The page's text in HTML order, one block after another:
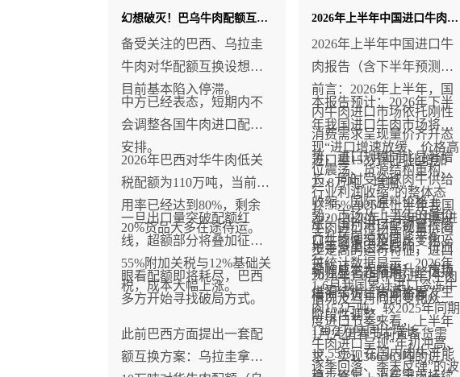
0.2%，整体水产涨价氛围
浓厚。
幻想破灭！巴乌牛肉配额互换受阻 中方明确不调整各国配额
备受关注的巴西、乌拉圭
牛肉对华配额互换设想，
目前基本陷入停滞。
中方已经表态，短期内不
会调整各国牛肉进口配额
安排。
2026年巴西对华牛肉低关
税配额为110万吨，当前使
用率已经达到80%，剩余
20%货品大多在途待运。
一旦出口量突破配额红
线，超额部分将叠加征收
55%附加关税与12%基础关
税，成本大幅上涨。
眼看配额即将耗尽，巴西
多方开始寻找破局方式。
此前巴西方面提出一套配
额互换方案：乌拉圭拿出
2026年上半年中国进口牛肉报告（含下半年预测）
2026年上半年中国进口牛
肉报告（含下半年预测）
前言：2026年上半年，国
内牛肉进口市场依托刚性
消费需求呈现量价齐升态
势，进口规模同比显著增
长，同时受全球肉牛供给
收缩、国际原料价格上
涨、国别进口配额管控落
地等多重因素影响，行业
采购成本大幅攀升，市场
供需结构、货源格局发生
阶段性调整。
本报告预计：2026年下半
年我国进口牛肉市场将呈
现“进口增速放缓、价格高
位震荡、货源结构重构、
行业利润收缩”的整体态
势，市场从上半年的量价
齐升转向结构性紧平衡运
行。
进口量153万吨同比增加
22.8万吨，增幅
17.55%2026年上半年我国
牛肉进口市场呈现量价同
步走高的运行特征，进口
韧性显著超预期，整体规
模创下近年同期新高。
2020-2026年上半年中国进
口牛肉情况及同比变化海
关统计数据显示，2026年
1-6月我国累计进口冷冻牛
肉153万吨，较2025年同期
130.2万吨同比增长
17.55%，在国内肉牛产能
2026年1-6月中国进口牛肉
情况及当月同比变化从月
度进口节奏来看，上半年
牛肉进口呈现“年初冲高、
逐季回落、季末反弹”的波
1月凭借春节前置备货需
求，实现366363吨的进口